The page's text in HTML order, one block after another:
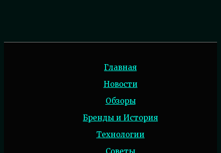
Главная
Новости
Обзоры
Бренды и История
Технологии